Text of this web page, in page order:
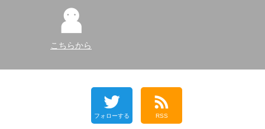
こちらから
フォローする RSS